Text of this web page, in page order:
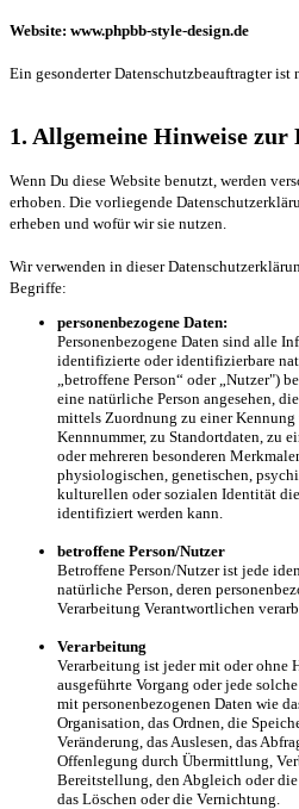
Website: www.phpbb-style-design.de
Ein gesonderter Datenschutzbeauftragter ist
1. Allgemeine Hinweise
Wenn Du diese Website benutzt, werden
erhoben. Die vorliegende
erheben und wofür wir sie nutzen.
Wir verwenden in dieser
Begriffe:
personenbezogene Daten:
Personenbezogene Daten sind alle
identifizierte oder identifizierbare
„betroffene Person“ oder „Nutzer")
eine natürliche Person angesehen,
mittels Zuordnung zu einer Kennung
Kennnummer, zu Standortdaten, zu
oder mehreren besonderen
physiologischen, genetischen,
kulturellen oder sozialen Identität
identifiziert werden kann.
betroffene Person/Nutzer
Betroffene Person/Nutzer ist jede
natürliche Person, deren
Verarbeitung Verantwortlichen
Verarbeitung
Verarbeitung ist jeder mit oder ohne
ausgeführte Vorgang oder jede
mit personenbezogenen Daten wie
Organisation, das Ordnen, die
Veränderung, das Auslesen, das
Offenlegung durch Übermittlung,
Bereitstellung, den Abgleich oder
das Löschen oder die Vernichtung.